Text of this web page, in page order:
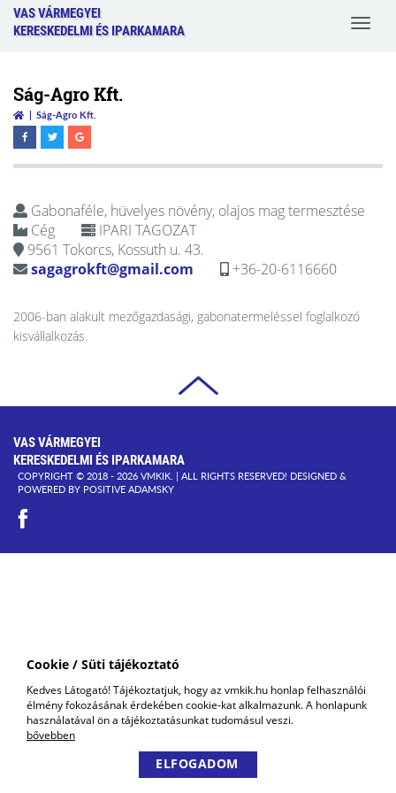
Cookie / Süti tájékoztató
Kedves Látogató! Tájékoztatjuk, hogy az vmkik.hu honlap felhasználói
élmény fokozásának érdekében cookie-kat alkalmazunk. A honlapunk
használatával ön a tájékoztatásunkat tudomásul veszi.
bővebben
ELFOGADOM
VAS VÁRMEGYEI
KERESKEDELMI ÉS IPARKAMARA
Toggle
Ság-Agro Kft.
Ság-Agro Kft.
Gabonaféle, hüvelyes növény, olajos mag termesztése
Cég
IPARI TAGOZAT
9561 Tokorcs, Kossuth u. 43.
sagagrokft@gmail.com
+36-20-6116660
2006-ban alakult mezőgazdasági, gabonatermeléssel foglalkozó
kisvállalkozás.
VAS VÁRMEGYEI
KERESKEDELMI ÉS IPARKAMARA
COPYRIGHT © 2018 - 2026 VMKIK. | ALL RIGHTS RESERVED! DESIGNED &
POWERED BY POSITIVE ADAMSKY